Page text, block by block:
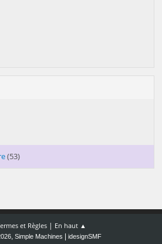
(53)
et Règles| En haut ▲
, Simple Machines idesignSMF